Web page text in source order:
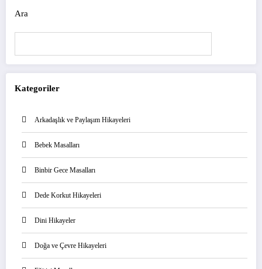
Ara
Kategoriler
Arkadaşlık ve Paylaşım Hikayeleri
Bebek Masalları
Binbir Gece Masalları
Dede Korkut Hikayeleri
Dini Hikayeler
Doğa ve Çevre Hikayeleri